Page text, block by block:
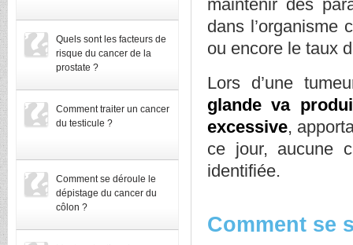
Quels sont les facteurs de
risque du cancer de la
prostate ?
Comment traiter un cancer
du testicule ?
Comment se déroule le
dépistage du cancer du
côlon ?
maintenir des
dans l’organisme
ou encore le taux
Lors d’une
glande va
excessive,
ce jour, aucune
identifiée.
Comment se